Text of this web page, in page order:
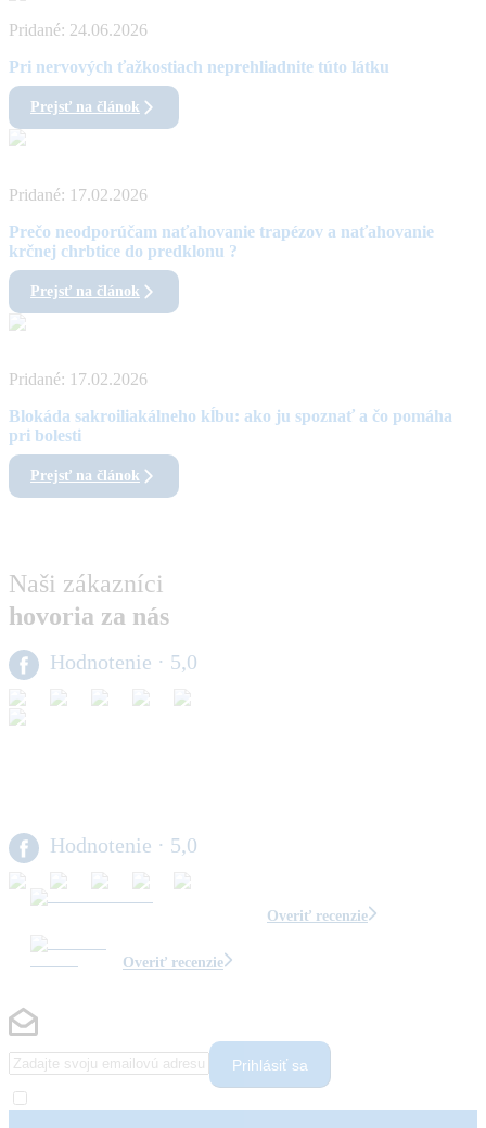
Pridané: 24.06.2026
Pri nervových ťažkostiach neprehliadnite túto látku
Prejsť na článok
Pridané: 17.02.2026
Prečo neodporúčam naťahovanie trapézov a naťahovanie
krčnej chrbtice do predklonu ?
Prejsť na článok
Pridané: 17.02.2026
Blokáda sakroiliakálneho kĺbu: ako ju spoznať a čo pomáha
pri bolesti
Prejsť na článok
Naši zákazníci
hovoria za nás
Hodnotenie · 5,0
Hodnotenie · 5,0
Overiť recenzie
Overiť recenzie
Prihlásiť sa